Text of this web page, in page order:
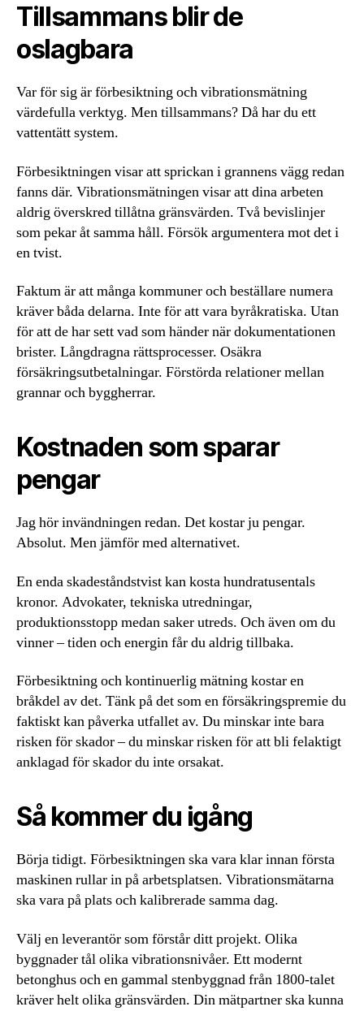
Tillsammans blir de
oslagbara
Var för sig är förbesiktning och vibrationsmätning
värdefulla verktyg. Men tillsammans? Då har du ett
vattentätt system.
Förbesiktningen visar att sprickan i grannens vägg redan
fanns där. Vibrationsmätningen visar att dina arbeten
aldrig överskred tillåtna gränsvärden. Två bevislinjer
som pekar åt samma håll. Försök argumentera mot det i
en tvist.
Faktum är att många kommuner och beställare numera
kräver båda delarna. Inte för att vara byråkratiska. Utan
för att de har sett vad som händer när dokumentationen
brister. Långdragna rättsprocesser. Osäkra
försäkringsutbetalningar. Förstörda relationer mellan
grannar och byggherrar.
Kostnaden som sparar
pengar
Jag hör invändningen redan. Det kostar ju pengar.
Absolut. Men jämför med alternativet.
En enda skadeståndstvist kan kosta hundratusentals
kronor. Advokater, tekniska utredningar,
produktionsstopp medan saker utreds. Och även om du
vinner – tiden och energin får du aldrig tillbaka.
Förbesiktning och kontinuerlig mätning kostar en
bråkdel av det. Tänk på det som en försäkringspremie du
faktiskt kan påverka utfallet av. Du minskar inte bara
risken för skador – du minskar risken för att bli felaktigt
anklagad för skador du inte orsakat.
Så kommer du igång
Börja tidigt. Förbesiktningen ska vara klar innan första
maskinen rullar in på arbetsplatsen. Vibrationsmätarna
ska vara på plats och kalibrerade samma dag.
Välj en leverantör som förstår ditt projekt. Olika
byggnader tål olika vibrationsnivåer. Ett modernt
betonghus och en gammal stenbyggnad från 1800-talet
kräver helt olika gränsvärden. Din mätpartner ska kunna